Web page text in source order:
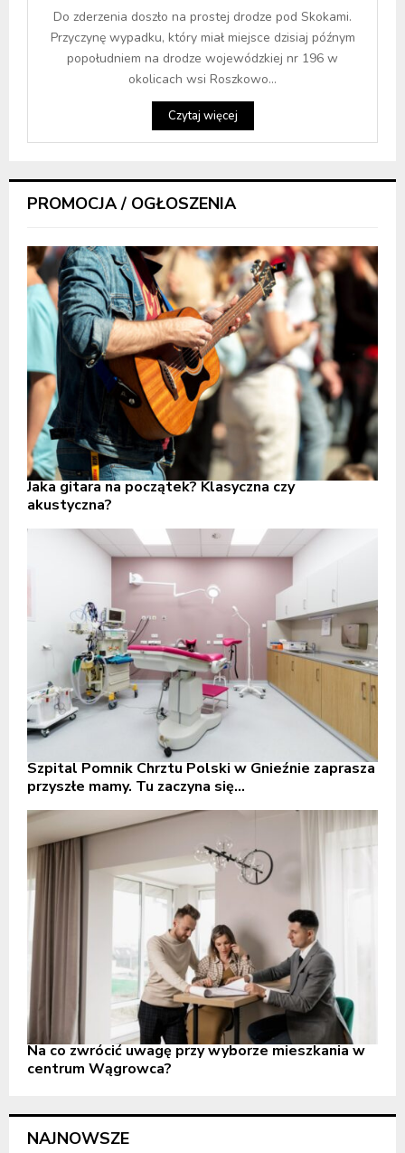
Do zderzenia doszło na prostej drodze pod Skokami.
Przyczynę wypadku, który miał miejsce dzisiaj późnym
popołudniem na drodze wojewódzkiej nr 196 w
okolicach wsi Roszkowo...
Czytaj więcej
PROMOCJA / OGŁOSZENIA
Jaka gitara na początek? Klasyczna czy
akustyczna?
Szpital Pomnik Chrztu Polski w Gnieźnie zaprasza
przyszłe mamy. Tu zaczyna się...
Na co zwrócić uwagę przy wyborze mieszkania w
centrum Wągrowca?
NAJNOWSZE